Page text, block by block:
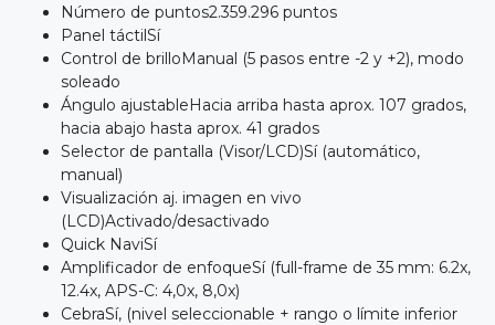
Número de puntos2.359.296 puntos
Panel táctilSí
Control de brilloManual (5 pasos entre -2 y +2), modo
soleado
Ángulo ajustableHacia arriba hasta aprox. 107 grados,
hacia abajo hasta aprox. 41 grados
Selector de pantalla (Visor/LCD)Sí (automático,
manual)
Visualización aj. imagen en vivo
(LCD)Activado/desactivado
Quick NaviSí
Amplificador de enfoqueSí (full-frame de 35 mm: 6.2x,
12.4x, APS-C: 4,0x, 8,0x)
CebraSí, (nivel seleccionable + rango o límite inferior